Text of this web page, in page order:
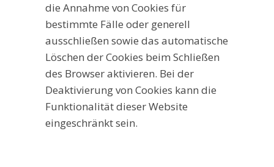
die Annahme von Cookies für
bestimmte Fälle oder generell
ausschließen sowie das automatische
Löschen der Cookies beim Schließen
des Browser aktivieren. Bei der
Deaktivierung von Cookies kann die
Funktionalität dieser Website
eingeschränkt sein.